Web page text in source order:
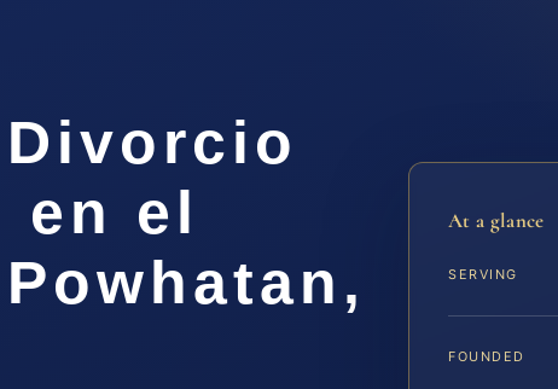
en el
At a glance
SERVING
FOUNDED